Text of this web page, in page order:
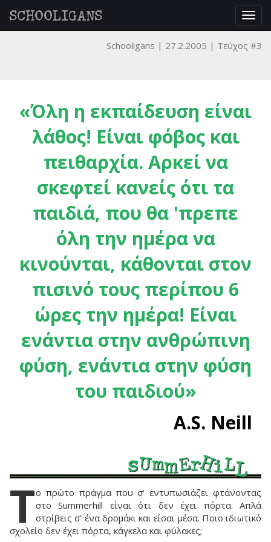
SCHOOLIGANS
Schooligans 27.2.2005 Τεύχος #3
«Όλη η εκπαίδευση είναι
λάθος! Είναι φόβος και
πειθαρχία. Αρκεί να
σκεφτεί κανείς ότι τα
παιδιά, που θα 'πρεπε
όλη την ημέρα να
κινούνται, κάθονται στον
πισινό τους περίπου 6
ώρες την ημέρα! Είναι
ενάντια στην ανθρώπινη
φύση, ενάντια στην φύση
του παιδιού»
A.S. Neill
Το πρώτο πράγμα που σ' εντυπωσιάζει φτάνοντας
στο Summerhill είναι ότι δεν έχει πόρτα. Απλά
στρίβεις σ' ένα δρομάκι και είσαι μέσα. Ποιο ιδιωτικό
σχολείο δεν έχει πόρτα, κάγκελα και φύλακες;